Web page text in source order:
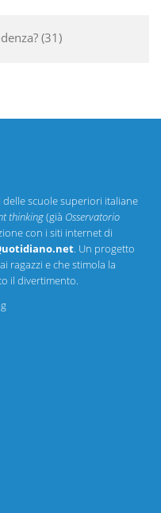
31
delle scuole superiori italiane
thinking(già Osservatorio
con i siti internet di
. Un progetto
ragazzi e che stimola la
il divertimento.